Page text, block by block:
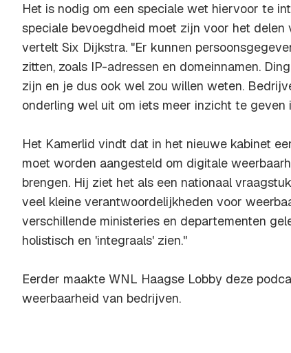
Het is nodig om een speciale wet hiervoor te
speciale bevoegdheid moet zijn voor het delen
vertelt Six Dijkstra. "Er kunnen
zitten, zoals IP-adressen en domeinnamen.
zijn en je dus ook wel zou willen weten.
onderling wel uit om iets meer inzicht te geven
Het Kamerlid vindt dat in het nieuwe kabinet
moet worden aangesteld om digitale
brengen. Hij ziet het als een nationaal
veel kleine verantwoordelijkheden voor
verschillende ministeries en departementen
holistisch en 'integraals' zien."
Eerder maakte WNL Haagse Lobby deze
weerbaarheid van bedrijven.